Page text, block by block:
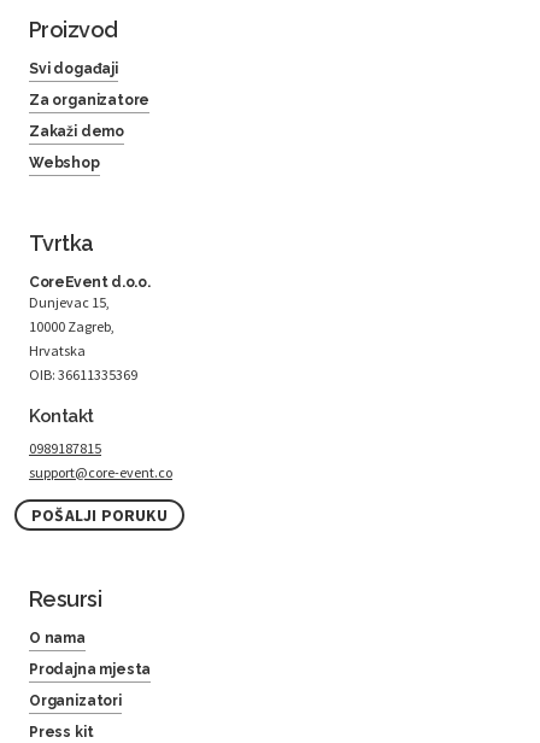
Proizvod
Svi događaji
Za organizatore
Zakaži demo
Webshop
Tvrtka
CoreEvent d.o.o.
Dunjevac 15,
10000 Zagreb,
Hrvatska
OIB: 36611335369
Kontakt
0989187815
support@core-event.co
POŠALJI PORUKU
Resursi
O nama
Prodajna mjesta
Organizatori
Press kit